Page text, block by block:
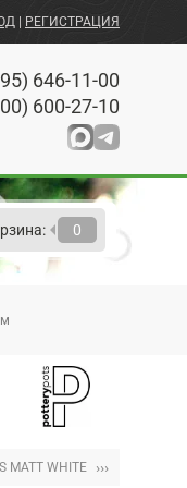
РЕГИСТРАЦИЯ
646-11-00
600-27-10
0
arrow_left
MATT WHITE ›››